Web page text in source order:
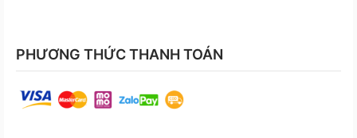
PHƯƠNG THỨC THANH TOÁN